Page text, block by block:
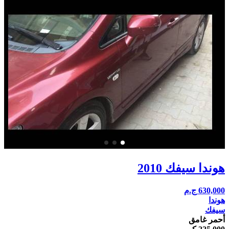
هوندا سيفك 2010
630,000 ج.م
هوندا
سيفك
أحمر غامق